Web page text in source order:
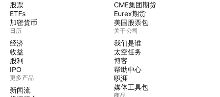
股票
ETFs
加密货币
日历
经济
收益
股利
IPO
更多产品
新闻流
CME集团期货
Eurex期货
美国股票包
关于公司
我们是谁
太空任务
博客
帮助中心
职涯
媒体工具包
商品